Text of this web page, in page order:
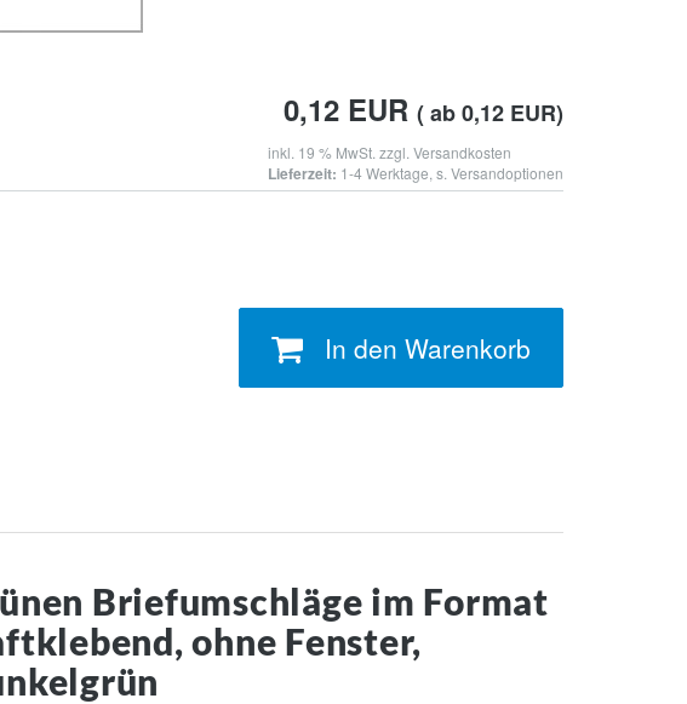
0,12 EUR ( ab 0,12 EUR)
inkl. 19 % MwSt. zzgl. Versandkosten
Lieferzeit: 1-4 Werktage, s. Versandoptionen
In den Warenkorb
Briefumschläge im Format
ohne Fenster,